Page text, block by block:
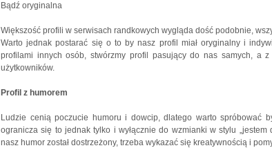
Bądź oryginalna
Większość profili w serwisach randkowych wygląda dość podobnie,
Warto jednak postarać się o to by nasz profil miał oryginalny i
profilami innych osób, stwórzmy profil pasujący do nas samych, a
użytkowników.
Profil z humorem
Ludzie cenią poczucie humoru i dowcip, dlatego warto spróbować
ogranicza się to jednak tylko i wyłącznie do wzmianki w stylu „jestem
nasz humor został dostrzeżony, trzeba wykazać się kreatywnością i